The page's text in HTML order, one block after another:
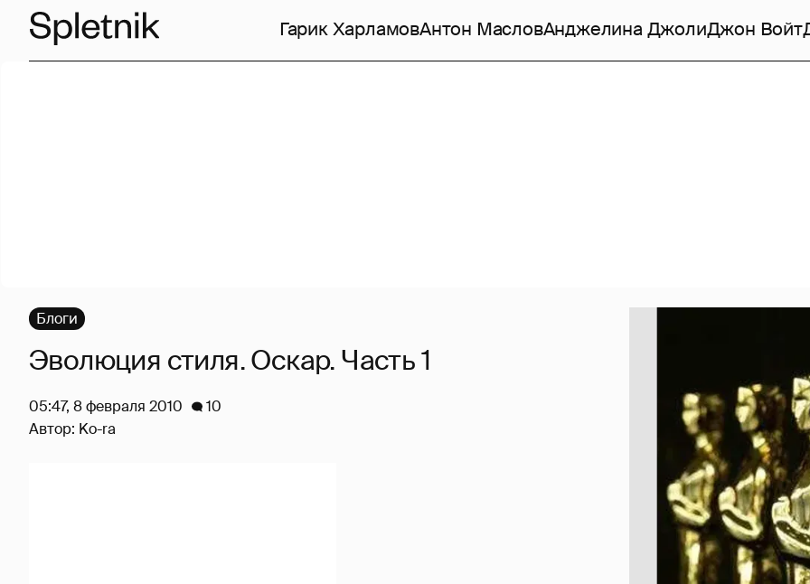
Гарик ХарламовАнтон МасловАнджелина ДжолиДжон Войт
Блоги
Эволюция стиля. Оскар. Часть 1
05:47, 8 февраля 2010
10
Автор: Ko-ra